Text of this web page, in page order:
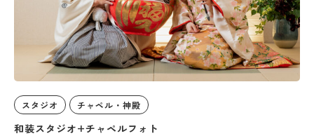
スタジオ チャペル・神殿
和装スタジオ+チャペルフォト